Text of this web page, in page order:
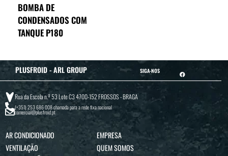
BOMBA DE
CONDENSADOS COM
TANQUE P180
PLUSFROID - ARL GROUP SIGA-NOS
Rua da Escola n.º 53 Lote C3 4700-152 FROSSOS - BRAGA
(+351) 253 686 008chamada para a rede fixa nacional
comercial@plusfroid.pt
AR CONDICIONADO
VENTILAÇÃO
EMPRESA
QUEM SOMOS